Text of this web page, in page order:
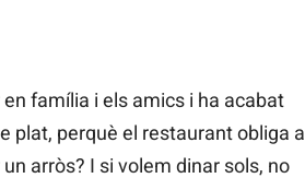
família i els amics i ha acabat
plat, perquè el restaurant obliga a
arròs? I si volem dinar sols, no